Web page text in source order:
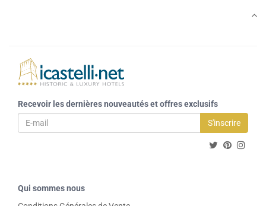
Recevoir les dernières nouveautés et offres exclusifs
S'inscrire
Qui sommes nous